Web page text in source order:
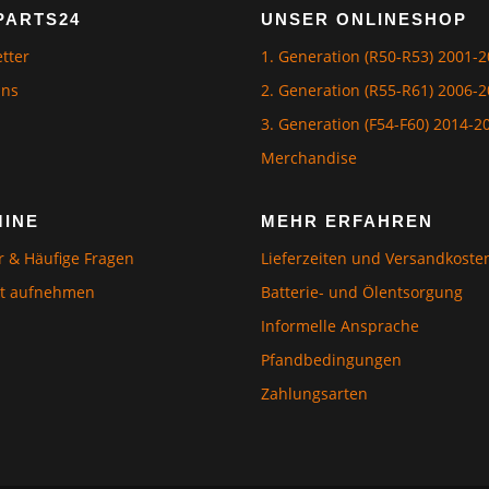
& Häufige Fragen
aufnehmen
UNSER ONLINESHOP
1. Generation (R50-R53) 2001-
2. Generation (R55-R61) 2006-
3. Generation (F54-F60) 2014-
Merchandise
MEHR ERFAHREN
Lieferzeiten und
Batterie- und Ölentsorgung
Informelle Ansprache
Pfandbedingungen
Zahlungsarten